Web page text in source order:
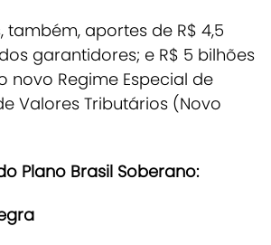
também, aportes de R$ 4,5
garantidores; e R$ 5 bilhões
novo Regime Especial de
Valores Tributários (Novo
Plano Brasil Soberano: